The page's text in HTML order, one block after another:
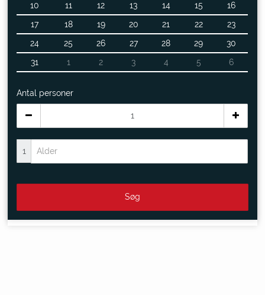
10
11 12 13 14 15
16
17
18 19 20 21 22
23
24
25 26 27 28 29
30
31
1 2 3 4 5 6
Antal personer
1
Søg